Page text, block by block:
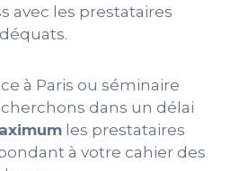
avec les prestataires
à Paris ou séminaire
dans un délai
les prestataires
à votre cahier des